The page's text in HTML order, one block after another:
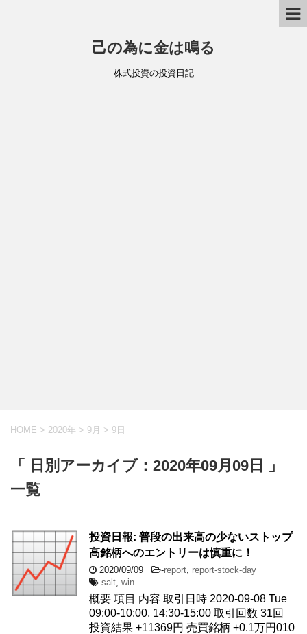
己の為に金は鳴る
株式投資の投資日記
HOME > 2020年 > 9月 > 9日
「 日別アーカイブ：2020年09月09日 」
一覧
投資日報: 普段の出来高の少ないストップ
高銘柄へのエントリーは慎重に！
2020/09/09 -report report-stock-day
salt win
概要 項目 内容 取引日時 2020-09-08 Tue
09:00-10:00, 14:30-15:00 取引回数 31回
投資結果 +11369円 売買銘柄 +0.1万円010